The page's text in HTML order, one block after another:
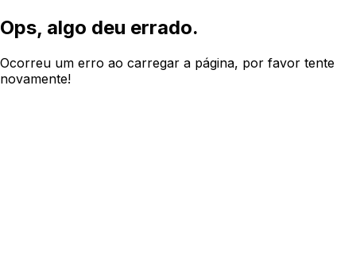
Ops, algo deu errado.
Ocorreu um erro ao carregar a página, por favor tente
novamente!